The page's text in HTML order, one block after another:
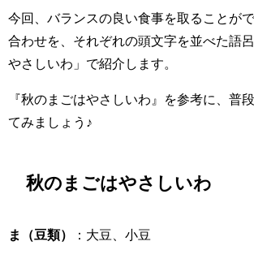
今回、バランスの良い食事を取ることが
合わせを、それぞれの頭文字を並べた語
やさしいわ」で紹介します。
『秋のまごはやさしいわ』を参考に、普
てみましょう♪
秋のまごはやさしいわ
ま（豆類） ：大豆、小豆